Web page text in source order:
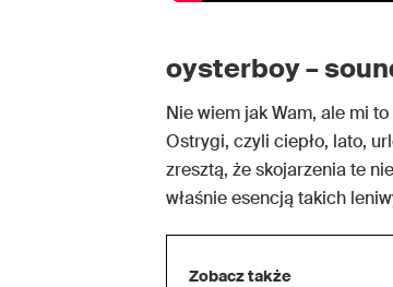
oysterboy –
Nie wiem jak Wam, ale mi
Ostrygi, czyli ciepło, lato,
zresztą, że skojarzenia te
właśnie esencją takich
Zobacz także